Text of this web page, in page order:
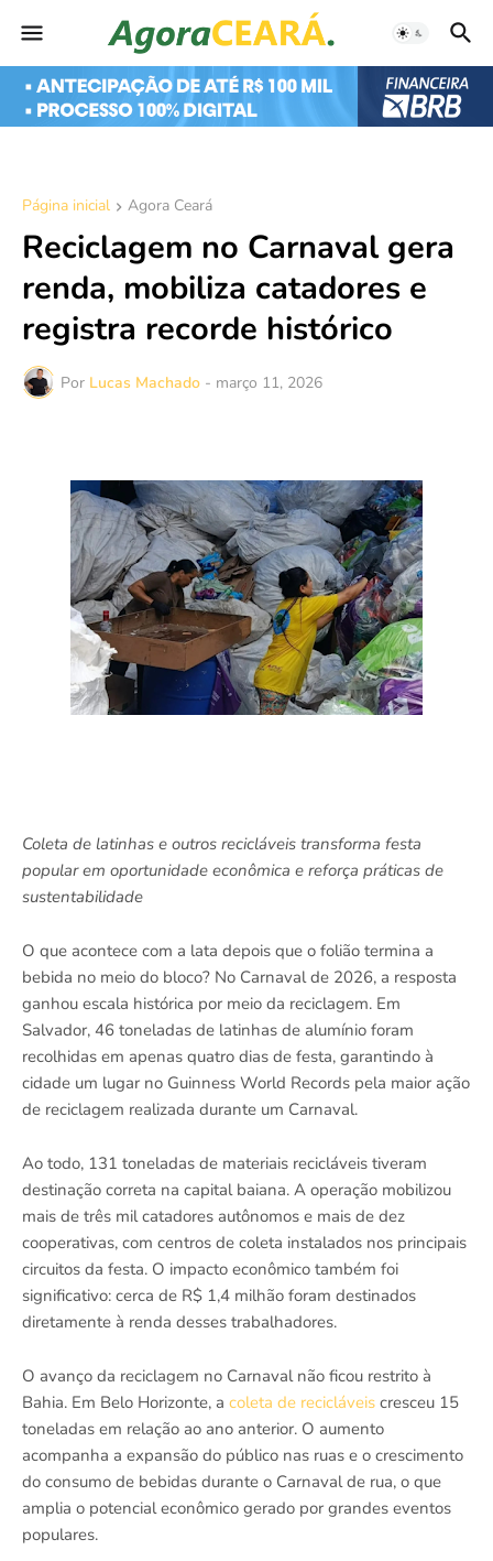
Página inicial Agora Ceará
Reciclagem no Carnaval gera
renda, mobiliza catadores e
registra recorde histórico
Por Lucas Machado - março 11, 2026
Coleta de latinhas e outros recicláveis transforma festa
popular em oportunidade econômica e reforça práticas de
sustentabilidade
O que acontece com a lata depois que o folião termina a
bebida no meio do bloco? No Carnaval de 2026, a resposta
ganhou escala histórica por meio da reciclagem. Em
Salvador, 46 toneladas de latinhas de alumínio foram
recolhidas em apenas quatro dias de festa, garantindo à
cidade um lugar no Guinness World Records pela maior ação
de reciclagem realizada durante um Carnaval.
Ao todo, 131 toneladas de materiais recicláveis tiveram
destinação correta na capital baiana. A operação mobilizou
mais de três mil catadores autônomos e mais de dez
cooperativas, com centros de coleta instalados nos principais
circuitos da festa. O impacto econômico também foi
significativo: cerca de R$ 1,4 milhão foram destinados
diretamente à renda desses trabalhadores.
O avanço da reciclagem no Carnaval não ficou restrito à
Bahia. Em Belo Horizonte, a coleta de recicláveis cresceu 15
toneladas em relação ao ano anterior. O aumento
acompanha a expansão do público nas ruas e o crescimento
do consumo de bebidas durante o Carnaval de rua, o que
amplia o potencial econômico gerado por grandes eventos
populares.